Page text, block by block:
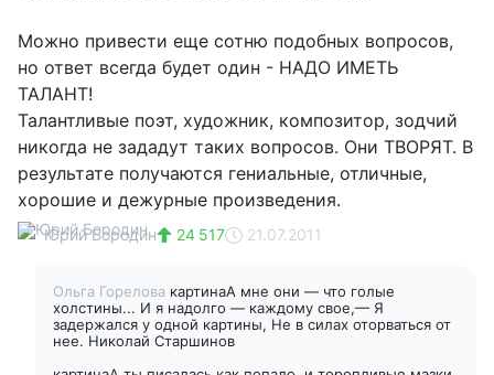
Можно привести еще сотню подобных вопросов,
но ответ всегда будет один - НАДО ИМЕТЬ
ТАЛАНТ!
Талантливые поэт, художник, композитор, зодчий
никогда не зададут таких вопросов. Они ТВОРЯТ. В
результате получаются гениальные, отличные,
хорошие и дежурные произведения.
Юрий Бородин 24 517 21.07.2011
Ольга Горелова картинаА мне они — что голые
холстины... И я надолго — каждому свое,— Я
задержался у одной картины, Не в силах оторваться от
нее. Николай Старшинов